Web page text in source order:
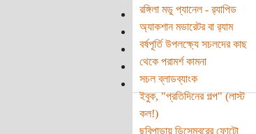
রঙ্গিলা মডু প্যানেল - র‌্যাপিড
অ্যাকশান মডারেটর বা র‌্যাম
বর্ষপূর্তি উপলক্ষ্যে সচলদের কাছ
থেকে পরামর্শ কামনা
সচল ব্লাডব্যাংক
ইবুক, "প্রতিদিনের গল্প" (লাস্ট
কল!)
ছবিপাড়ায় ডিসেম্বরের ফোটো